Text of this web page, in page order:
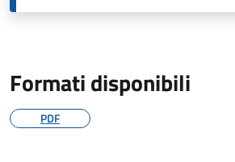
Formati disponibili
PDF